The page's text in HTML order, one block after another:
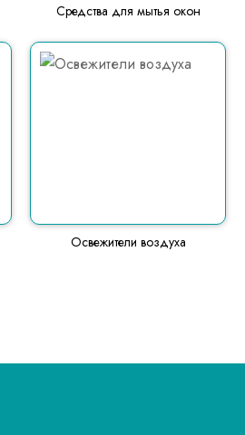
Средства для мытья окон
Освежители воздуха